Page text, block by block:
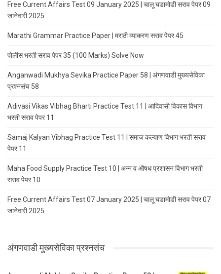
Free Current Affairs Test 09 January 2025 | चालू घडामोडी सराव पेपर 09
जानेवारी 2025
Marathi Grammar Practice Paper | मराठी व्याकरण सराव पेपर 45
पोलीस भरती सराव पेपर 35 (100 Marks) Solve Now
Anganwadi Mukhya Sevika Practice Paper 58 | अंगणवाडी मुख्यसेविका
प्रश्नसंच 58
Adivasi Vikas Vibhag Bharti Practice Test 11 | आदिवासी विकास विभाग
भरती सराव पेपर 11
Samaj Kalyan Vibhag Practice Test 11 | समाज कल्याण विभाग भरती सराव
पेपर 11
Maha Food Supply Practice Test 10 | अन्न व औषध प्रशासन विभाग भरती
सराव पेपर 10
Free Current Affairs Test 07 January 2025 | चालू घडामोडी सराव पेपर 07
जानेवारी 2025
अंगणवाडी मुख्यसेविका प्रश्नसंच